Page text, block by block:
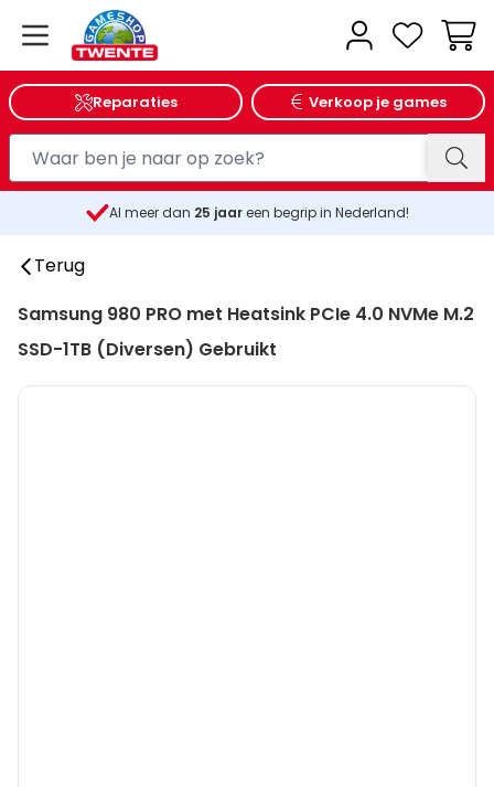
Reparaties Verkoop je games
Al meer dan 25 jaareen begrip in Nederland!
Terug
Samsung 980 PRO met Heatsink PCIe 4.0 NVMe M.2
SSD-1TB (Diversen) Gebruikt